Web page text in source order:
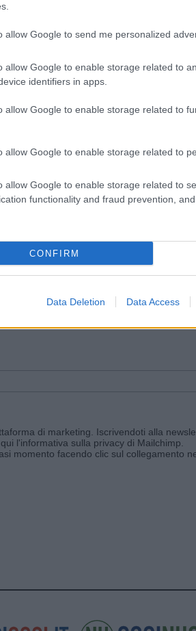
allow Google to send me personalized
allow Google to enable storage related to
identifiers in apps.
allow Google to enable storage related to
allow Google to enable storage related to
allow Google to enable storage related to
functionality and fraud prevention,
CONFIRM
Data Deletion Data Access
Invia un Comunicato Stampa|
e ricevi le nostre email periodiche
di marketing. Iscrivendoti alla
l'informativa sulla privacy di Mailchimp
momento facendo clic sul collegamento